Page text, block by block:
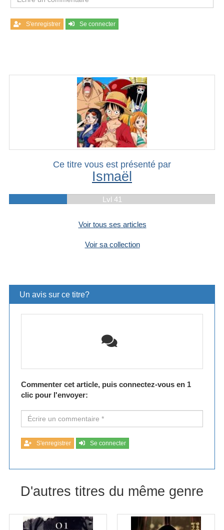
S'enregistrer Se connecter
Ce titre vous est présenté par
Ismaël
Lvl 41
Voir tous ses articles
Voir sa collection
Un avis sur ce titre?
Commenter cet article, puis connectez-vous en 1
clic pour l'envoyer:
S'enregistrer Se connecter
D'autres titres du même genre